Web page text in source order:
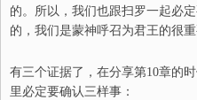
的。所以，我们也跟扫罗一起必
的，我们是蒙神呼召为君王的很重
有三个证据了，在分享第10章的
里必定要确认三样事：